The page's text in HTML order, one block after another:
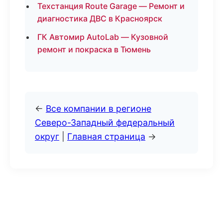
Техстанция Route Garage — Ремонт и
диагностика ДВС в Красноярск
ГК Автомир AutoLab — Кузовной
ремонт и покраска в Тюмень
← Все компании в регионе
Северо-Западный федеральный
округ
Главная страница →